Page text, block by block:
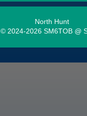
North Hunt
© 2024-2026 SM6TOB @